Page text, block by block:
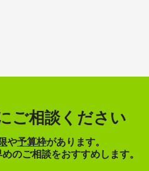
ご相談ください
や予算枠があります。
のご相談をおすすめします。